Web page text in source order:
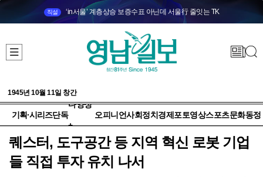
직설 ‘in서울’ 계층상승 보증수표 아닌데 서울行 줄잇는 TK
1945년 10월 11일 창간
기획·시리즈단독
다양성
+
오피니언사회정치 경제 포토영상스포츠문화동정
퀘스터, 도구공간 등 지역 혁신 로봇 기업
들 직접 투자 유치 나서